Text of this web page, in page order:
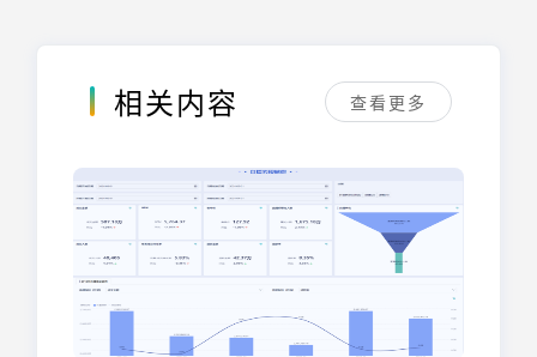
相关内容 查看更多